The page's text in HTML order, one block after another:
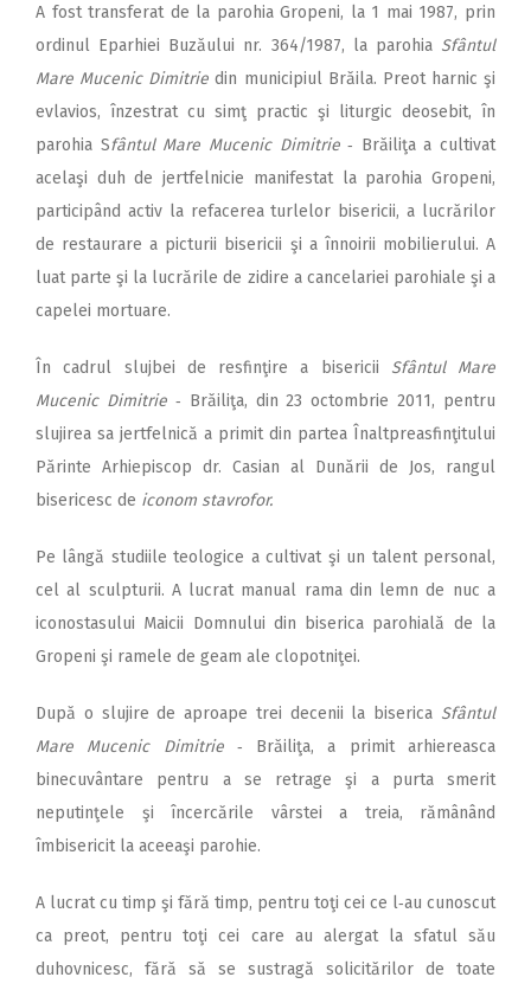
A fost transferat de la parohia Gropeni, la 1 mai 1987, prin
ordinul Eparhiei Buzăului nr. 364/1987, la parohia Sfântul
Mare Mucenic Dimitrie din municipiul Brăila. Preot harnic şi
evlavios, înzestrat cu simţ practic şi liturgic deosebit, în
parohia Sfântul Mare Mucenic Dimitrie‑ Brăiliţa a cultivat
acelaşi duh de jertfelnicie manifestat la parohia Gropeni,
participând activ la refacerea turlelor bisericii, a lucrărilor
de restaurare a picturii bisericii şi a înnoirii mobilierului. A
luat parte şi la lucrările de zidire a cancelariei parohiale şi a
capelei mortuare.
În cadrul slujbei de resfinţire a bisericii Sfântul Mare
Mucenic Dimitrie ‑ Brăiliţa, din 23 octombrie 2011, pentru
slujirea sa jertfelnică a primit din partea Înaltpreasfinţitului
Părinte Arhiepiscop dr. Casian al Dunării de Jos, rangul
bisericesc de iconom stavrofor.
Pe lângă studiile teologice a cultivat şi un talent personal,
cel al sculpturii. A lucrat manual rama din lemn de nuc a
iconostasului Maicii Domnului din biserica parohială de la
Gropeni şi ramele de geam ale clopotniţei.
După o slujire de aproape trei decenii la biserica Sfântul
Mare Mucenic Dimitrie ‑ Brăiliţa, a pri­mit arhiereasca
binecuvântare pentru a se retrage şi a purta smerit
neputinţele şi încercările vârstei a treia, rămânând
îmbisericit la aceeaşi parohie.
A lucrat cu timp şi fără timp, pentru toţi cei ce l‑au cunoscut
ca preot, pentru toţi cei care au alergat la sfatul său
duhovnicesc, fără să se sustragă solicitărilor de toate